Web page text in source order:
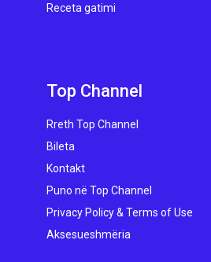
Receta gatimi
Top Channel
Rreth Top Channel
Bileta
Kontakt
Puno në Top Channel
Privacy Policy & Terms of Use
Aksesueshmëria